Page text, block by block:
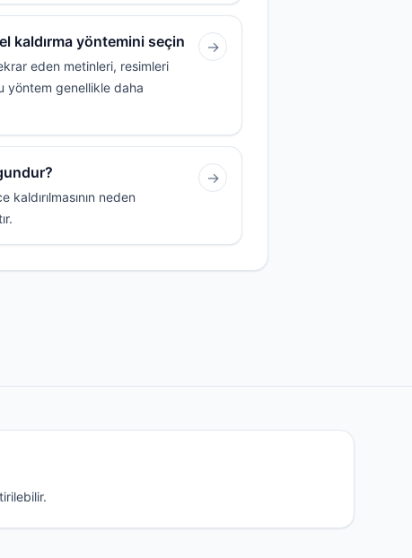
kaldırma yöntemini seçin
eden metinleri, resimleri
yöntem genellikle daha
→
neden
→